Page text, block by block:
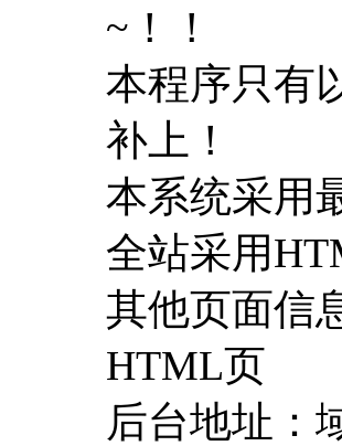
~！！
本程序只有
补上！
本系统采用
全站采用
其他页面信
HTML页
后台地址：